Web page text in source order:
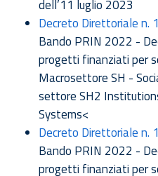
dell’11 luglio 2023
Decreto Direttoriale
Bando PRIN 2022 -
progetti finanziati per
Macrosettore SH -
settore SH2
Systems<
Decreto Direttoriale
Bando PRIN 2022 -
progetti finanziati per